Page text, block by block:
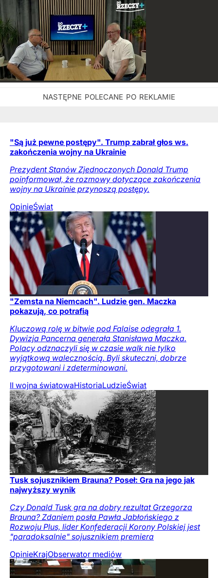
"Są już pewne postępy". Trump zabrał głos ws.
zakończenia wojny na Ukrainie
Prezydent Stanów Zjednoczonych Donald Trump
poinformował, że rozmowy dotyczące zakończenia
wojny na Ukrainie przynoszą postępy.
OpinieŚwiat
"Zemsta na Niemcach". Ludzie gen. Maczka
pokazują, co potrafią
Kluczową rolę w bitwie pod Falaise odegrała 1.
Dywizja Pancerna generała Stanisława Maczka.
Polacy odznaczyli się w czasie walk nie tylko
wyjątkową walecznością. Byli skuteczni, dobrze
przygotowani i zdeterminowani.
II wojna światowaHistoriaLudzieŚwiat
Tusk sojusznikiem Brauna? Poseł: Gra na jego jak
najwyższy wynik
Czy Donald Tusk gra na dobry rezultat Grzegorza
Brauna? Zdaniem posła Pawła Jabłońskiego z
Rozwoju Plus, lider Konfederacji Korony Polskiej jest
"paradoksalnie" sojusznikiem premiera
OpinieKrajObserwator mediów